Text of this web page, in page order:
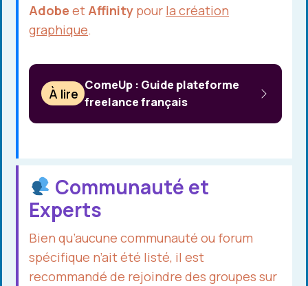
Adobe et Affinity pour la création
graphique.
À lire
ComeUp : Guide plateforme
freelance français
Communauté et
Experts
Bien qu’aucune communauté ou forum
spécifique n’ait été listé, il est
recommandé de rejoindre des groupes sur